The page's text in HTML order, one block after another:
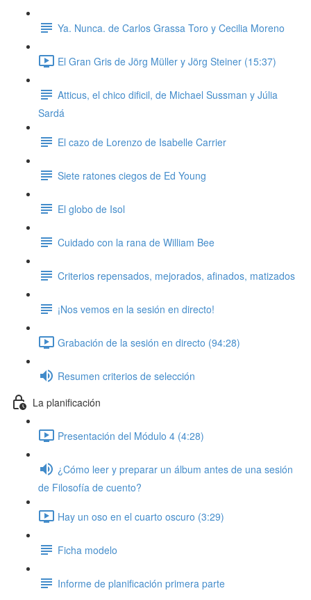
Ya. Nunca. de Carlos Grassa Toro y Cecilia Moreno
El Gran Gris de Jörg Müller y Jörg Steiner (15:37)
Atticus, el chico dificil, de Michael Sussman y Júlia
Sardá
El cazo de Lorenzo de Isabelle Carrier
Siete ratones ciegos de Ed Young
El globo de Isol
Cuidado con la rana de William Bee
Criterios repensados, mejorados, afinados, matizados
¡Nos vemos en la sesión en directo!
Grabación de la sesión en directo (94:28)
Resumen criterios de selección
La planificación
Presentación del Módulo 4 (4:28)
¿Cómo leer y preparar un álbum antes de una sesión
de Filosofía de cuento?
Hay un oso en el cuarto oscuro (3:29)
Ficha modelo
Informe de planificación primera parte